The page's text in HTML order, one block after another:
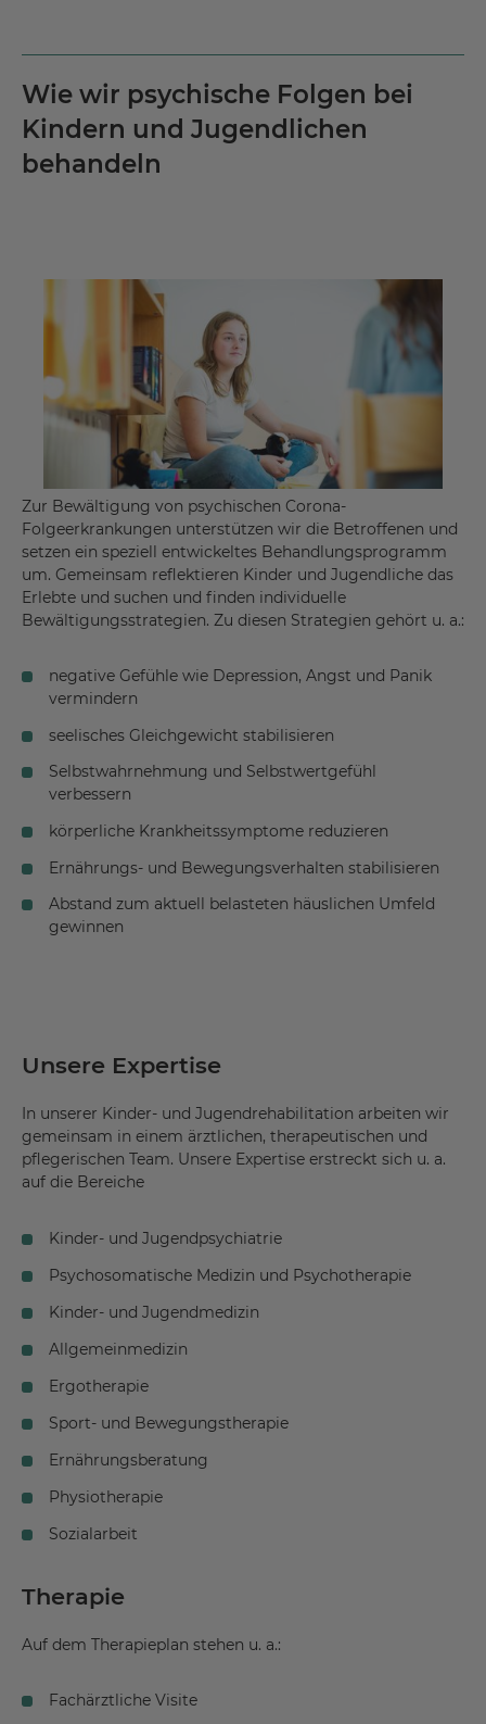
Wie wir psychische Folgen bei
Kindern und Jugendlichen
behandeln
Zur Bewältigung von psychischen Corona-
Folgeerkrankungen unterstützen wir die Betroffenen und
setzen ein speziell entwickeltes Behandlungsprogramm
um. Gemeinsam reflektieren Kinder und Jugendliche das
Erlebte und suchen und finden individuelle
Bewältigungsstrategien. Zu diesen Strategien gehört u. a.:
negative Gefühle wie Depression, Angst und Panik
vermindern
seelisches Gleichgewicht stabilisieren
Selbstwahrnehmung und Selbstwertgefühl
verbessern
körperliche Krankheitssymptome reduzieren
Ernährungs- und Bewegungsverhalten stabilisieren
Abstand zum aktuell belasteten häuslichen Umfeld
gewinnen
Unsere Expertise
In unserer Kinder- und Jugendrehabilitation arbeiten wir
gemeinsam in einem ärztlichen, therapeutischen und
pflegerischen Team. Unsere Expertise erstreckt sich u. a.
auf die Bereiche
Kinder- und Jugendpsychiatrie
Psychosomatische Medizin und Psychotherapie
Kinder- und Jugendmedizin
Allgemeinmedizin
Ergotherapie
Sport- und Bewegungstherapie
Ernährungsberatung
Physiotherapie
Sozialarbeit
Therapie
Auf dem Therapieplan stehen u. a.:
Fachärztliche Visite